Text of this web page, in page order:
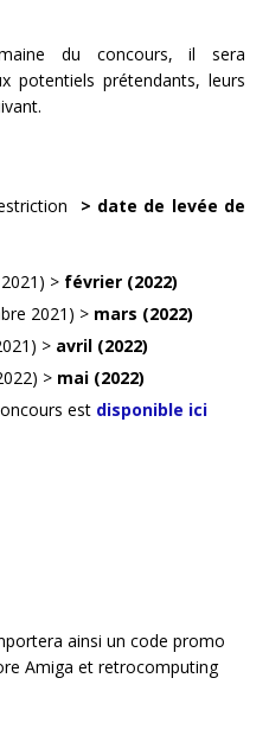
du concours, il sera
potentiels prétendants, leurs
> date de levée de
> février (2022)
2021) > mars (2022)
> avril (2022)
> mai (2022)
est disponible ici
ainsi un code promo
Amiga et retrocomputing